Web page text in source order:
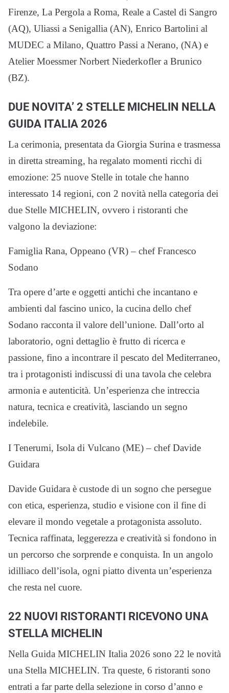
Firenze, La Pergola a Roma, Reale a Castel di Sangro
(AQ), Uliassi a Senigallia (AN), Enrico Bartolini al
MUDEC a Milano, Quattro Passi a Nerano, (NA) e
Atelier Moessmer Norbert Niederkofler a Brunico
(BZ).
DUE NOVITA’ 2 STELLE MICHELIN NELLA
GUIDA ITALIA 2026
La cerimonia, presentata da Giorgia Surina e trasmessa
in diretta streaming, ha regalato momenti ricchi di
emozione: 25 nuove Stelle in totale che hanno
interessato 14 regioni, con 2 novità nella categoria dei
due Stelle MICHELIN, ovvero i ristoranti che
valgono la deviazione:
Famiglia Rana, Oppeano (VR) – chef Francesco
Sodano
Tra opere d’arte e oggetti antichi che incantano e
ambienti dal fascino unico, la cucina dello chef
Sodano racconta il valore dell’unione. Dall’orto al
laboratorio, ogni dettaglio è frutto di ricerca e
passione, fino a incontrare il pescato del Mediterraneo,
tra i protagonisti indiscussi di una tavola che celebra
armonia e autenticità. Un’esperienza che intreccia
natura, tecnica e creatività, lasciando un segno
indelebile.
I Tenerumi, Isola di Vulcano (ME) – chef Davide
Guidara
Davide Guidara è custode di un sogno che persegue
con etica, esperienza, studio e visione con il fine di
elevare il mondo vegetale a protagonista assoluto.
Tecnica raffinata, leggerezza e creatività si fondono in
un percorso che sorprende e conquista. In un angolo
idilliaco dell’isola, ogni piatto diventa un’esperienza
che resta nel cuore.
22 NUOVI RISTORANTI RICEVONO UNA
STELLA MICHELIN
Nella Guida MICHELIN Italia 2026 sono 22 le novità
una Stella MICHELIN. Tra queste, 6 ristoranti sono
entrati a far parte della selezione in corso d’anno e